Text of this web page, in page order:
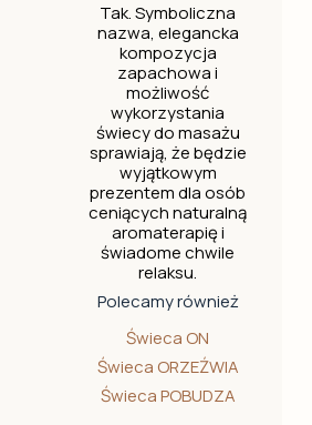
Tak. Symboliczna
nazwa, elegancka
kompozycja
zapachowa i
możliwość
wykorzystania
świecy do masażu
sprawiają, że będzie
wyjątkowym
prezentem dla osób
ceniących naturalną
aromaterapię i
świadome chwile
relaksu.
Polecamy również
Świeca ON
Świeca ORZEŹWIA
Świeca POBUDZA